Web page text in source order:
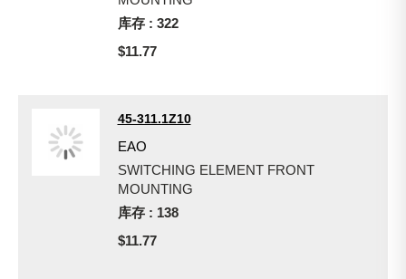
库存 : 322
$11.77
45-311.1Z10
EAO
SWITCHING ELEMENT FRONT
MOUNTING
库存 : 138
$11.77